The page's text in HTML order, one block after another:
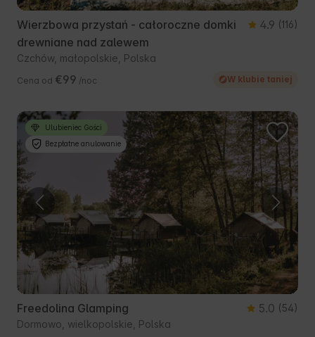
Wierzbowa przystań - całoroczne domki
drewniane nad zalewem
4.9 (116)
Czchów, małopolskie, Polska
Cena od €99 /noc W klubie taniej
Ulubieniec Gości
Bezpłatne anulowanie
Freedolina Glamping 5.0 (54)
Dormowo, wielkopolskie, Polska